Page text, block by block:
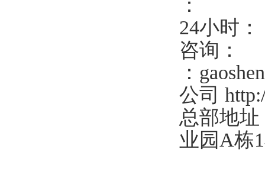
：
24小时
咨询：
：
公司
总部地
业园A栋